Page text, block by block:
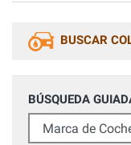
BUSCAR
BÚSQUEDA
Marca de Coche